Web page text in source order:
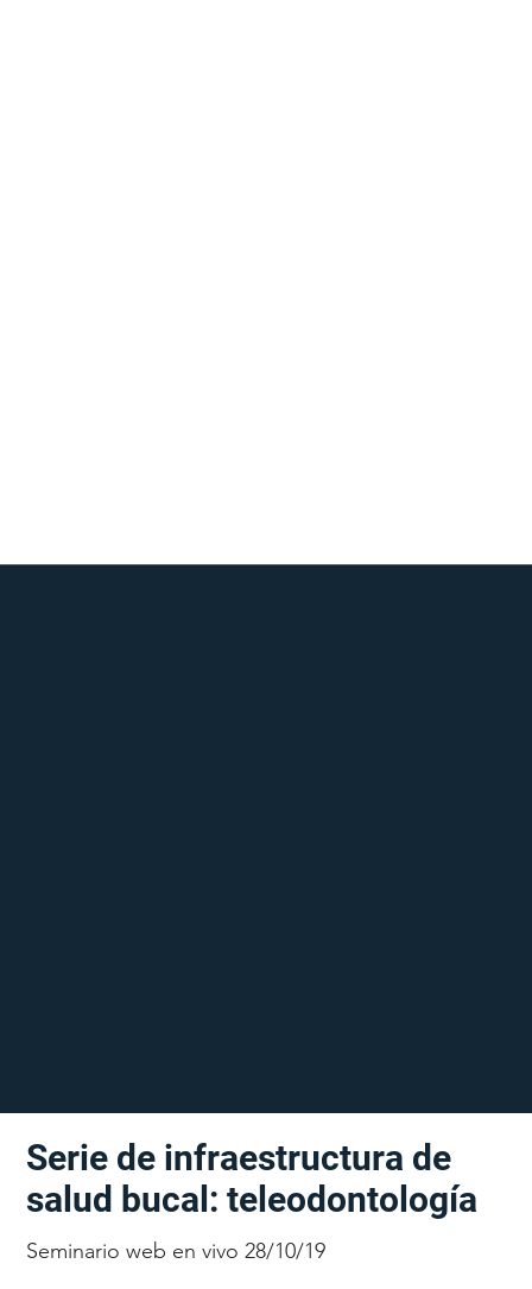
Seminario web en vivo 28/10/19
Serie de infraestructura de
salud bucal: teleodontología